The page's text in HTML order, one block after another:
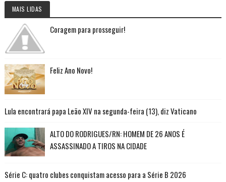
MAIS LIDAS
Coragem para prosseguir!
Feliz Ano Novo!
Lula encontrará papa Leão XIV na segunda-feira (13), diz Vaticano
ALTO DO RODRIGUES/RN: HOMEM DE 26 ANOS É
ASSASSINADO A TIROS NA CIDADE
Série C: quatro clubes conquistam acesso para a Série B 2026